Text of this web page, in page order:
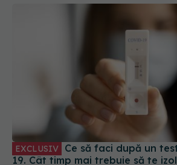
19. Cât timp mai trebuie să te
Simin Aysel Florescu explică
08 ian 2025, 09:55